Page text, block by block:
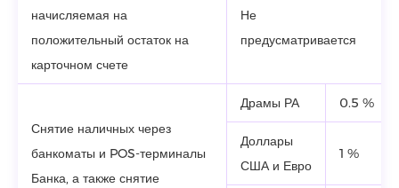
начисляемая на
положительный остаток на
карточном счете
Не
предусматривается
Снятие наличных через
банкоматы и POS-терминалы
Банка, а также снятие
Драмы РА 0.5 %
Доллары
США и Евро
1 %